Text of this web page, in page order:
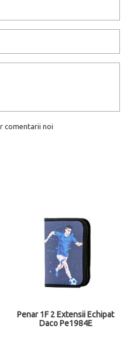
comentarii noi
Penar 1F 2 Extensii Echipat
Daco Pe1984E